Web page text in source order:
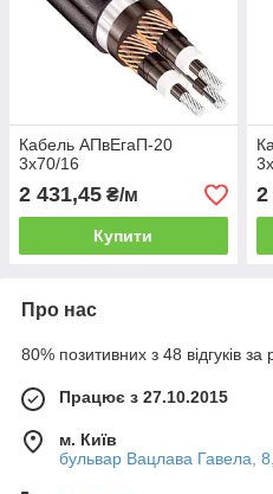
Кабель АПвЕгаП‑20
3х70/16
2 431,45 ₴/м
Купити
2
Про нас
80% позитивних з 48 відгуків за
Працює з 27.10.2015
м. Київ
бульвар Вацлава Гавела,